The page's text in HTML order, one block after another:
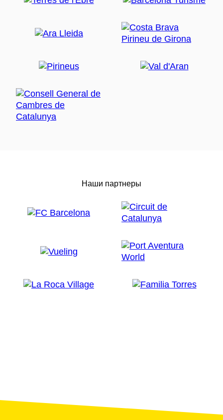
Наши партнеры